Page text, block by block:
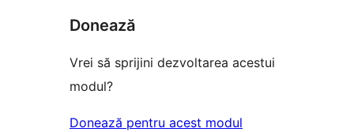
Donează
Vrei să sprijini dezvoltarea acestui
modul?
Donează pentru acest modul